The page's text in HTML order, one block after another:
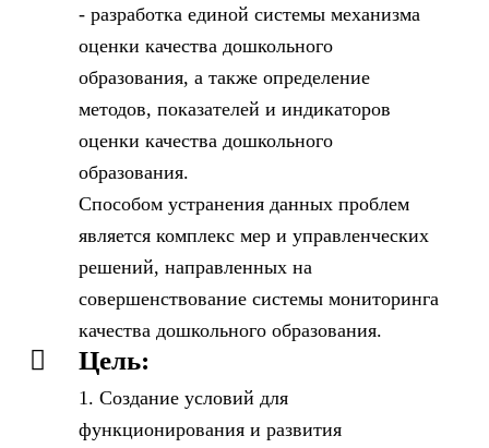
- разработка единой системы механизма
оценки качества дошкольного
образования, а также определение
методов, показателей и индикаторов
оценки качества дошкольного
образования.
Способом устранения данных проблем
является комплекс мер и управленческих
решений, направленных на
совершенствование системы мониторинга
качества дошкольного образования.
Цель:
1. Создание условий для
функционирования и развития